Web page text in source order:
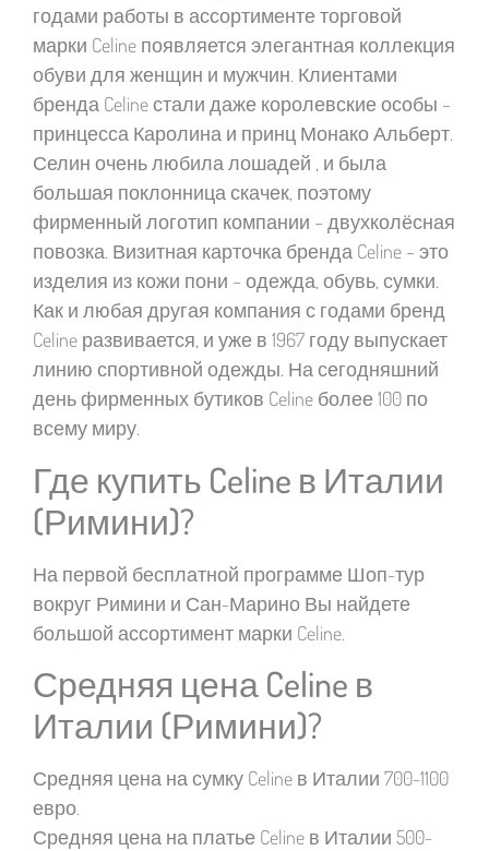
годами работы в ассортименте торговой
марки Celine появляется элегантная коллекция
обуви для женщин и мужчин. Клиентами
бренда Celine стали даже королевские особы –
принцесса Каролина и принц Монако Альберт.
Селин очень любила лошадей , и была
большая поклонница скачек, поэтому
фирменный логотип компании – двухколёсная
повозка. Визитная карточка бренда Celine – это
изделия из кожи пони – одежда, обувь, сумки.
Как и любая другая компания с годами бренд
Celine развивается, и уже в 1967 году выпускает
линию спортивной одежды. На сегодняшний
день фирменных бутиков Celine более 100 по
всему миру.
Где купить Celine в Италии
(Римини)?
На первой бесплатной программе Шоп-тур
вокруг Римини и Сан-Марино Вы найдете
большой ассортимент марки Celine.
Средняя цена Celine в
Италии (Римини)?
Средняя цена на сумку Celine в Италии 700-1100
евро.
Средняя цена на платье Celine в Италии 500-